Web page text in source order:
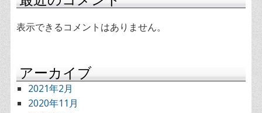
表示できるコメントはありません。
アーカイブ
2021年2月
2020年11月